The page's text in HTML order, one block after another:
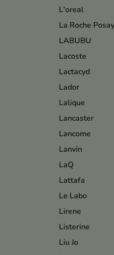
L'oreal
La Roche Posay
LABUBU
Lacoste
Lactacyd
Lador
Lalique
Lancaster
Lancome
Lanvin
LaQ
Lattafa
Le Labo
Lirene
Listerine
Liu Jo